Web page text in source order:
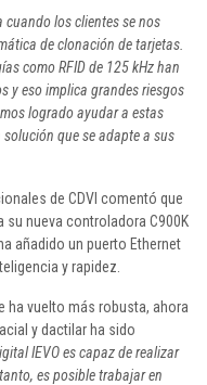
cuando los clientes se nos
de clonación de tarjetas.
como RFID de 125 kHz han
y eso implica grandes riesgos
logrado ayudar a estas
que se adapte a sus
de CDVI comentó que
su nueva controladora C900K
añadido un puerto Ethernet
y rapidez.
ha vuelto más robusta, ahora
y dactilar ha sido
IEVO es capaz de realizar
es posible trabajar en